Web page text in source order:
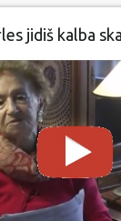
jidiš kalba